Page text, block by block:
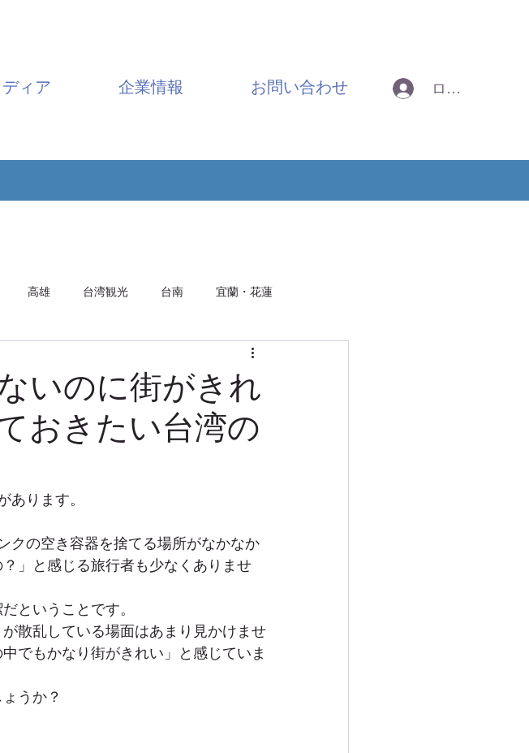
ディア 企業情報 お問い合わせ ログイン
高雄 台湾観光 台南 宜蘭・花蓮
いのに街がきれ
おきたい台湾の
ります。
クの空き容器を捨てる場所がなかなか
」と感じる旅行者も少なくありませ
ということです。
散乱している場面はあまり見かけませ
でもかなり街がきれい」と感じていま
うか？